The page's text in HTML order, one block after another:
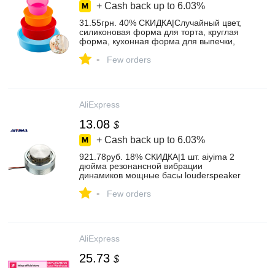
+ Cash back up to 6.03%
31.55грн. 40% СКИДКА|Случайный цвет,
силиконовая форма для торта, круглая
форма, кухонная форма для выпечки,
формы для торта, мусса, форма для
- Few orders
AliExpress
13.08 $
+ Cash back up to 6.03%
921.78руб. 18% СКИДКА|1 шт. aiyima 2
дюйма резонансной вибрации
динамиков мощные басы louderspeaker
ohm|speaker vibration|resonance speaker
- Few orders
AliExpress
25.73 $